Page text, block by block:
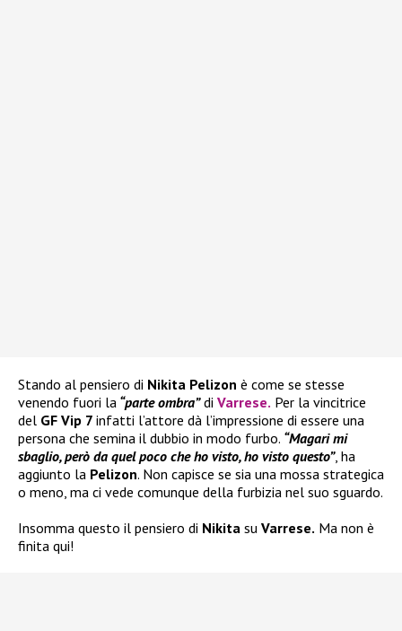
Stando al pensiero di Nikita Pelizon è come se stesse
venendo fuori la “parte ombra”di Varrese. Per la vincitrice
del GF Vip 7 infatti l’attore dà l’impressione di essere una
persona che semina il dubbio in modo furbo. “Magari mi
sbaglio, però da quel poco che ho visto, ho visto questo”, ha
aggiunto la Pelizon. Non capisce se sia una mossa strategica
o meno, ma ci vede comunque della furbizia nel suo sguardo.
Insomma questo il pensiero di Nikita su Varrese. Ma non è
finita qui!